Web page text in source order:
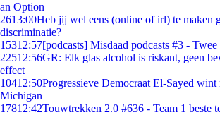
an Option
2613:00Heb jij wel eens (online of irl) te maken
discriminatie?
15312:57[podcasts] Misdaad podcasts #3 -
22512:56GR: Elk glas alcohol is riskant, geen
effect
10412:50Progressieve Democraat El-Sayed
Michigan
17812:42Touwtrekken 2.0 #636 - Team 1 beste